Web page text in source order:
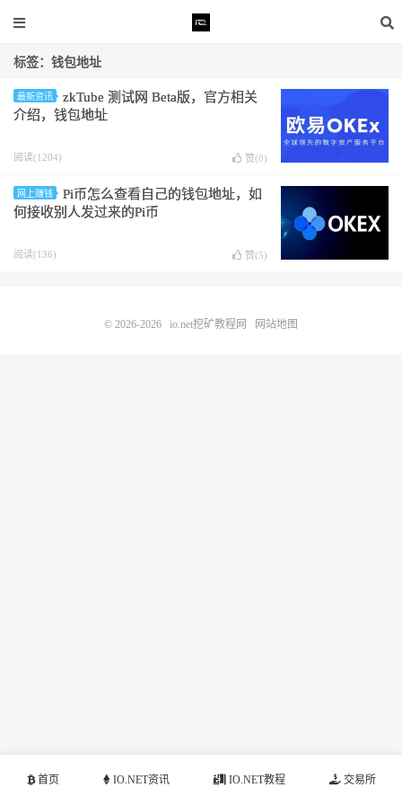
标签：钱包地址
最新资讯
zkTube 测试网 Beta版，官方相关
介绍，钱包地址
阅读(1204) 赞(0)
网上赚钱
Pi币怎么查看自己的钱包地址，如
何接收别人发过来的Pi币
阅读(136) 赞(5)
首页 IO.NET资讯 IO.NET教程 交易所
© 2026-2026 io.net挖矿教程网 网站地图